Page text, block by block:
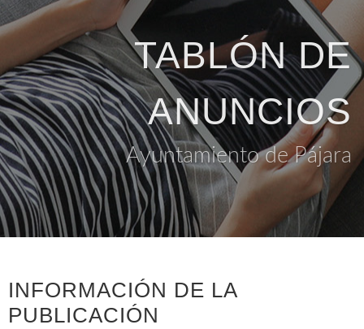
TABLÓN DE
ANUNCIOS
Ayuntamiento de Pájara
INFORMACIÓN DE LA
PUBLICACIÓN